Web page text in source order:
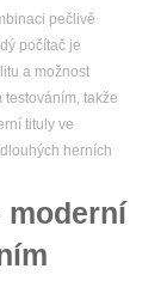
pečlivě
počítač je
a možnost
takže
tituly ve
herních
moderní